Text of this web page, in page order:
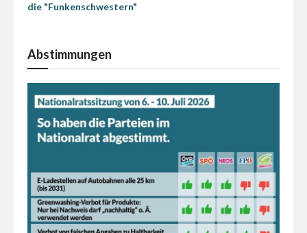
die "Funkenschwestern"
Abstimmungen